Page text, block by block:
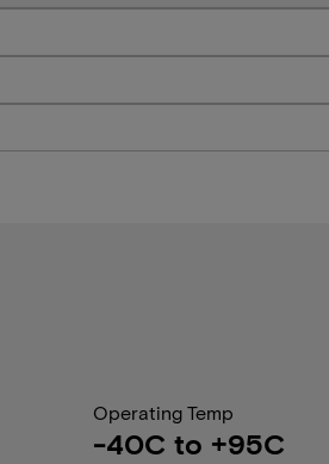
Operating Temp
-40C to +95C